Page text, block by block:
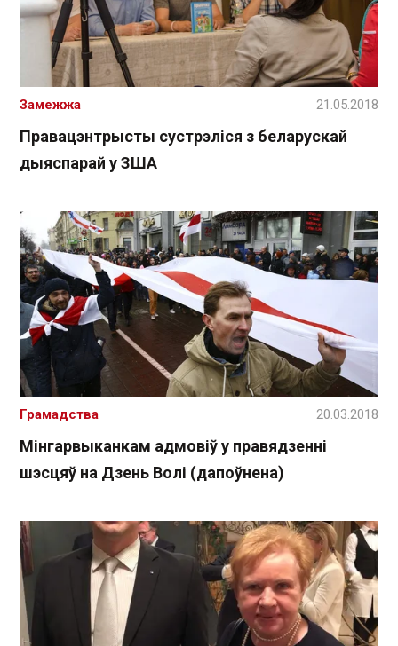
Правацэнтрысты сустрэліся з беларускай
дыяспарай у ЗША
Замежжа 21.05.2018
Мінгарвыканкам адмовіў у правядзенні
шэсцяў на Дзень Волі (дапоўнена)
Грамадства 20.03.2018